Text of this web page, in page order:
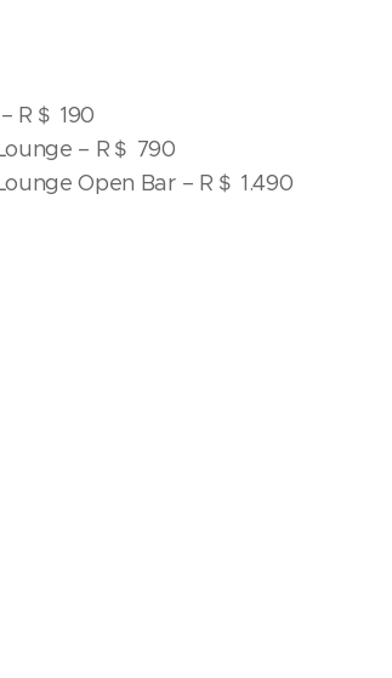
R＄ 190
– R＄ 790
Open Bar – R＄ 1.490